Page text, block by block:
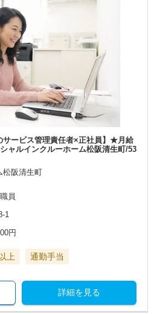
サービス管理責任者×正社員】★月給
ャルインクルーホーム松阪清生町/53
松阪清生町
員
1
円
上 通勤手当
詳細を見る